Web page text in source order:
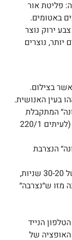
פליטת אור
באטומים.
ירוק נוצר
נוצרים
בצילום.
בעין האנושית.
המתקבלת
מכמות האור שנכנסה לעין בחלקיק של שניה (לעיתים 220/1
הנצרבת
לעומת זאת צילום הזוהר במצלמה, בחשיפה של 30-20 שניות,
מזו ש״נצרבה״
הנייד
של